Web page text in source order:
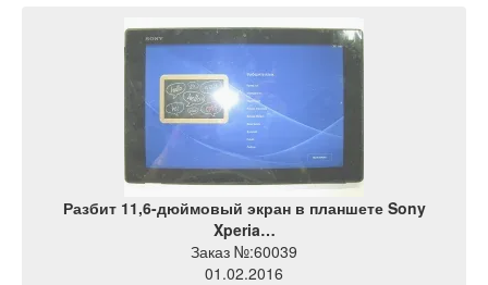
Разбит 11,6-дюймовый экран в планшете Sony
Xperia…
Заказ №:60039
01.02.2016